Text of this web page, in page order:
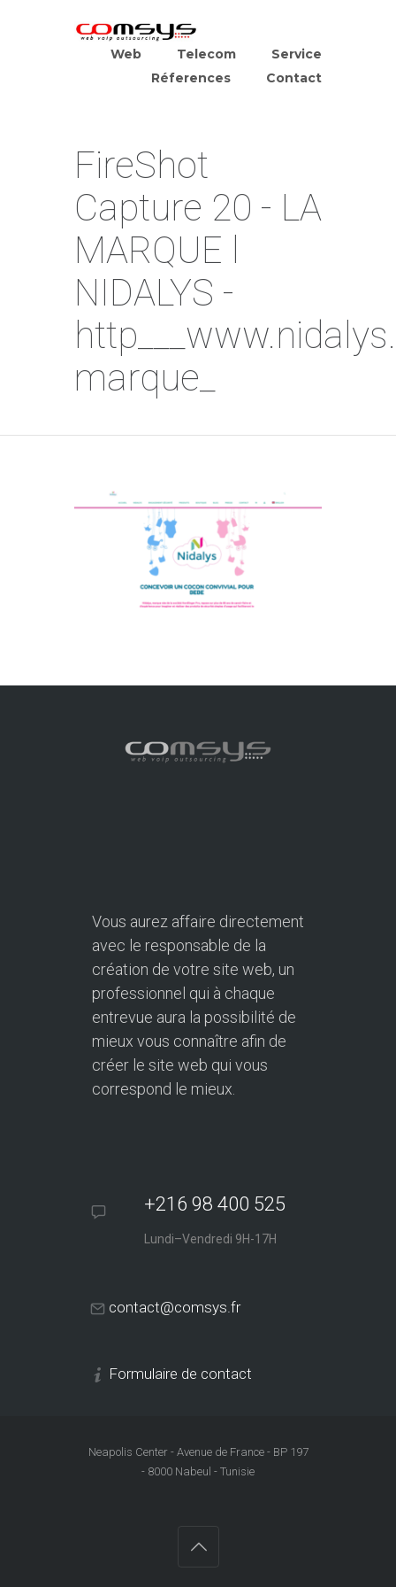
Web Telecom
Service
Réferences
Contact
FireShot
Capture 20 - LA
MARQUE l
NIDALYS -
marque_
Vous aurez affaire directement
avec le responsable de la
création de votre site web, un
professionnel qui à chaque
entrevue aura la possibilité de
mieux vous connaître afin de
créer le site web qui vous
correspond le mieux.
+216 98 400 525
Lundi–Vendredi 9H-17H
contact@comsys.fr
Formulaire de contact
Neapolis Center - Avenue de France - BP 197
- 8000 Nabeul - Tunisie